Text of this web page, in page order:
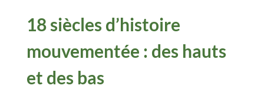
18 siècles d’histoire
mouvementée : des hauts
et des bas